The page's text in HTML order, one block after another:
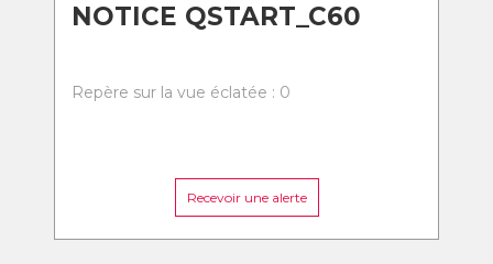
NOTICE QSTART_C60
Repère sur la vue éclatée : 0
Recevoir une alerte